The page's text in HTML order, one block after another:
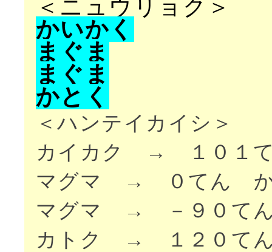
＜ニュウリョク＞
かいか く
ま ぐ ま
ま ぐ ま
かと く
＜ハンテイカイシ＞
カイカク → １０１
マグマ → ０てん か
マグマ → －９０て
カトク → １２０て